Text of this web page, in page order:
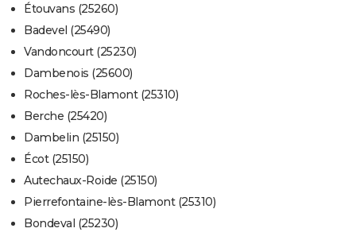
Étouvans (25260)
Badevel (25490)
Vandoncourt (25230)
Dambenois (25600)
Roches-lès-Blamont (25310)
Berche (25420)
Dambelin (25150)
Écot (25150)
Autechaux-Roide (25150)
Pierrefontaine-lès-Blamont (25310)
Bondeval (25230)